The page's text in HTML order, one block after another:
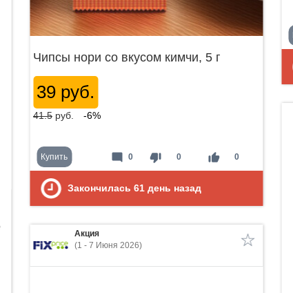
Чипсы нори со вкусом кимчи, 5 г
39 руб.
41.5 руб. -6%
Купить thumb_down 0 thumb_up 0
mode_comment 0
Закончилась 61 день назад
Акция
(1 - 7 Июня 2026)